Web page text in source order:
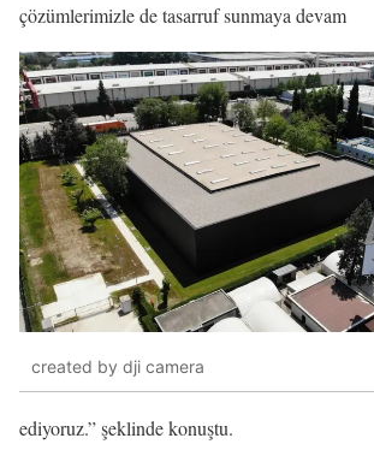
çözümlerimizle de tasarruf sunmaya devam
created by dji camera
ediyoruz.” şeklinde konuştu.